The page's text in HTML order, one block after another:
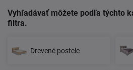
Vyhľadávať môžete podľa týchto
filtra.
Drevené postele